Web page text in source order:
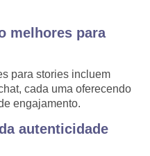
melhores para
para stories incluem
cada uma oferecendo
engajamento.
autenticidade